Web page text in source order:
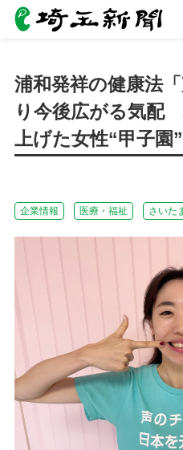
浦和発祥の健康法
り今後広がる気配
上げた女性“甲子園
企業情報 医療・福祉 さいた